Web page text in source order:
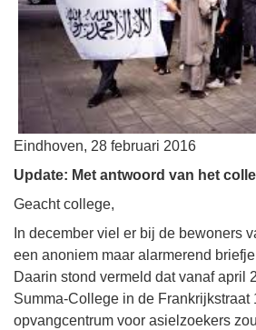
Eindhoven, 28 februari 2016
Update: Met antwoord van het
Geacht college,
In december viel er bij de bewoners
een anoniem maar alarmerend
Daarin stond vermeld dat vanaf april
Summa-College in de Frankrijkstraat
opvangcentrum voor asielzoekers